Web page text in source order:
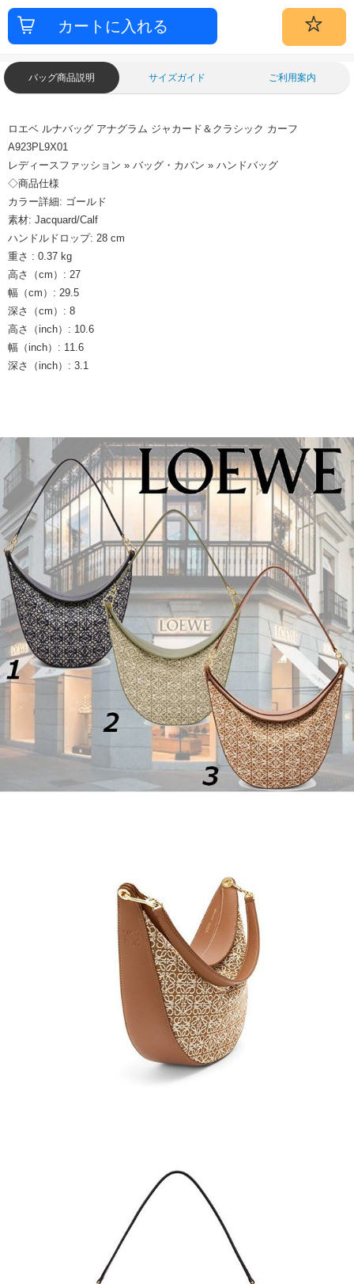
バッグ商品説明 サイズガイド ご利用案内
ロエベ ルナバッグ アナグラム ジャカード＆クラシック カーフ
A923PL9X01
レディースファッション » バッグ・カバン » ハンドバッグ
◇商品仕様
カラー詳細: ゴールド
素材: Jacquard/Calf
ハンドルドロップ: 28 cm
重さ : 0.37 kg
高さ（cm）: 27
幅（cm）: 29.5
深さ（cm）: 8
高さ（inch）: 10.6
幅（inch）: 11.6
深さ（inch）: 3.1